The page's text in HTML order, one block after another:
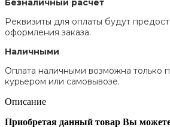
Безналичный расчет
Реквизиты для оплаты будут
оформления заказа.
Наличными
Оплата наличными возможна только
курьером или самовывозе.
Описание
Приобретая данный товар Вы